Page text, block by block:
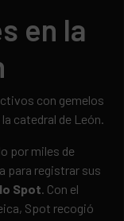
en la
con gemelos
catedral de León.
por miles de
para registrar sus
Spot. Con el
Spot recogió